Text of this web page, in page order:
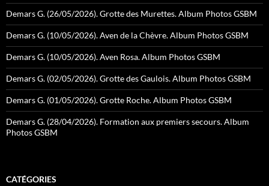
Demars G. (26/05/2026). Grotte des Murettes. Album Photos GSBM
Demars G. (10/05/2026). Aven de la Chèvre. Album Photos GSBM
Demars G. (10/05/2026). Aven Rosa. Album Photos GSBM
Demars G. (02/05/2026). Grotte des Gaulois. Album Photos GSBM
Demars G. (01/05/2026). Grotte Roche. Album Photos GSBM
Demars G. (28/04/2026). Formation aux premiers secours. Album
Photos GSBM
CATÉGORIES